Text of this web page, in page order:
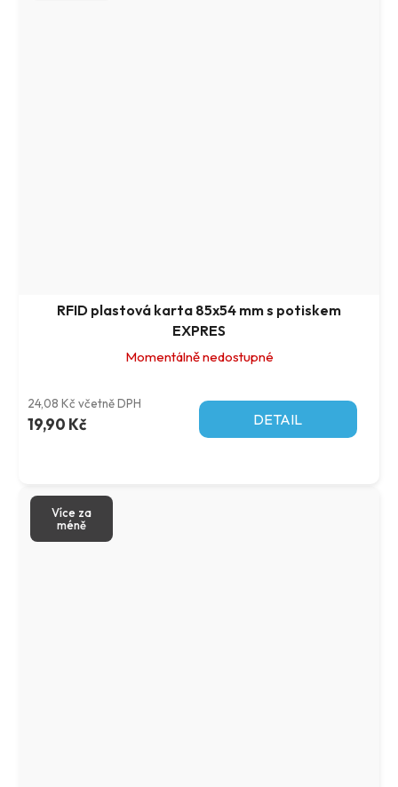
RFID plastová karta 85x54 mm s potiskem
EXPRES
Momentálně nedostupné
24,08 Kč včetně DPH
19,90 Kč DETAIL
Více za
méně